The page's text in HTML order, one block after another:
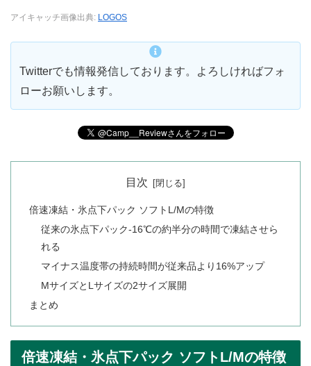
アイキャッチ画像出典: LOGOS
Twitterでも情報発信しております。よろしければフォ
ローお願いします。
目次
倍速凍結・氷点下パック ソフトL/Mの特徴
従来の氷点下パック-16℃の約半分の時間で凍結させら
れる
マイナス温度帯の持続時間が従来品より16%アップ
MサイズとLサイズの2サイズ展開
まとめ
倍速凍結・氷点下パック ソフトL/Mの特徴